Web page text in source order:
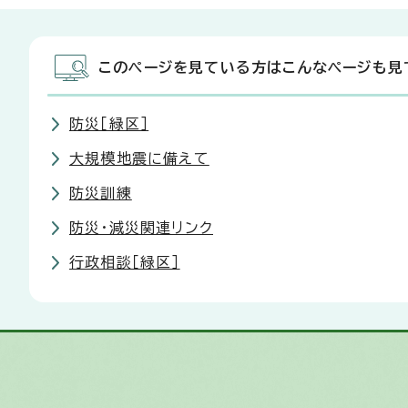
このページを見ている方はこんなページも見
防災［緑区］
大規模地震に備えて
防災訓練
防災・減災関連リンク
行政相談［緑区］